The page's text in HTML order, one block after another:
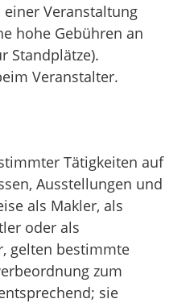
Veranstaltung
hohe Gebühren an
Standplätze).
Veranstalter.
Tätigkeiten auf
Ausstellungen und
als Makler, als
oder als
gelten bestimmte
zum
sie